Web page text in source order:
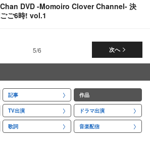
Chan DVD -Momoiro Clover Channel- 決
ご6時! vol.1
次へ
5/6
記事 作品
TV出演 ドラマ出演
歌詞 音楽配信